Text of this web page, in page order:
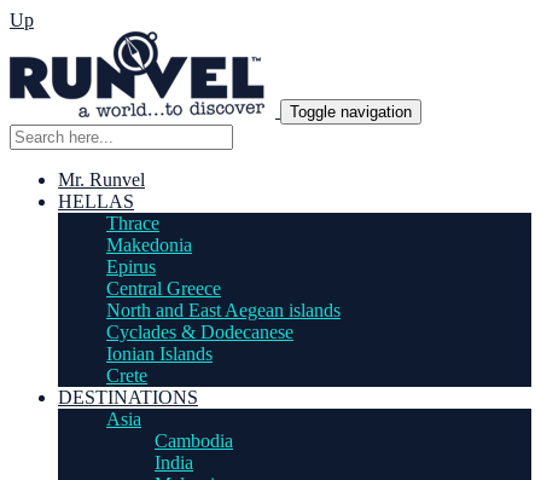
Up
Toggle navigation
Mr. Runvel
HELLAS
Thrace
Makedonia
Epirus
Central Greece
North and East Aegean islands
Cyclades & Dodecanese
Ionian Islands
Crete
DESTINATIONS
Asia
Cambodia
India